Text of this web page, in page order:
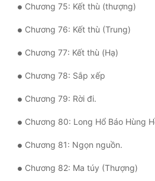
Chương 75: Kết thù (thượng)
Chương 76: Kết thù (Trung)
Chương 77: Kết thù (Hạ)
Chương 78: Sắp xếp
Chương 79: Rời đi.
Chương 80: Long Hổ Báo Hùng
Chương 81: Ngọn nguồn.
Chương 82: Ma túy (Thượng)